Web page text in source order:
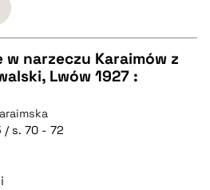
narzeczu Karaimów z
Lwów 1927 :
/ s. 70 - 72